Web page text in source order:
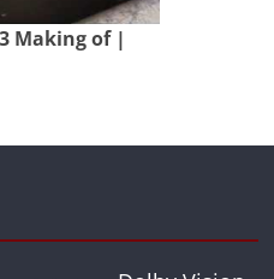
Making of |